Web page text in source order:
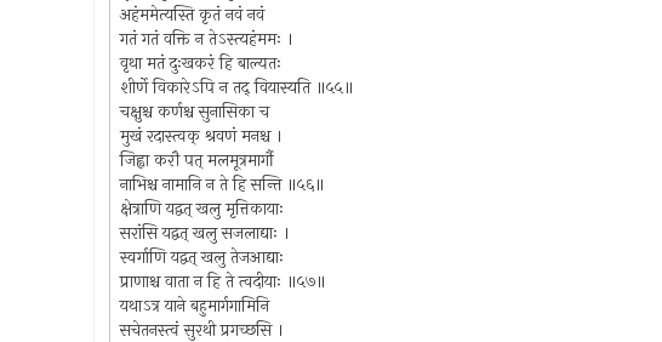
अहंममेत्यस्ति कृतं नवं नवं
गतं गतं वक्ति न तेऽस्त्यहंममः ।
वृथा मतं दुःखकरं हि बाल्यतः
शीर्णे विकारेऽपि न तद् वियास्यति ॥५५॥
चक्षुश्च कर्णश्च सुनासिका च
मुखं रदास्त्वक् श्रवणं मनश्च ।
जिह्वा करौ पत् मलमूत्रमार्गौ
नाभिश्च नामानि न ते हि सन्ति ॥५६॥
क्षेत्राणि यद्वत् खलु मृत्तिकायाः
सरांसि यद्वत् खलु सजलाद्याः ।
स्वर्गाणि यद्वत् खलु तेजआद्याः
प्राणाश्च वाता न हि ते त्वदीयाः ॥५७॥
यथाऽत्र याने बहुमार्गगामिनि
सचेतनस्त्वं सुरथी प्रगच्छसि ।